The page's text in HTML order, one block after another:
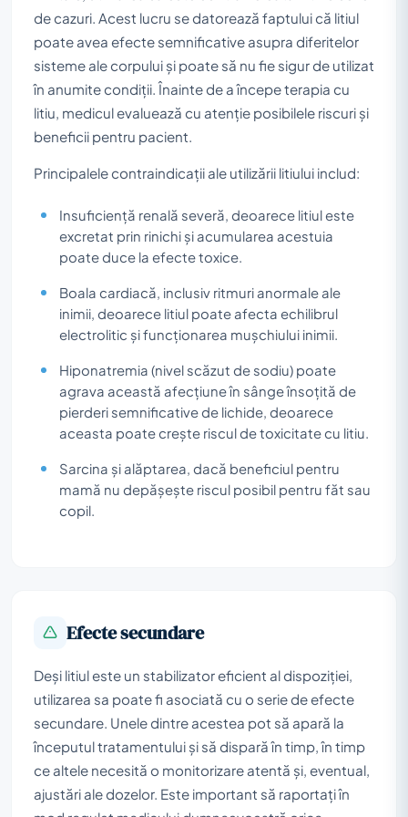
de cazuri. Acest lucru se datorează faptului că litiul
poate avea efecte semnificative asupra diferitelor
sisteme ale corpului și poate să nu fie sigur de utilizat
în anumite condiții. Înainte de a începe terapia cu
litiu, medicul evaluează cu atenție posibilele riscuri și
beneficii pentru pacient.
Principalele contraindicații ale utilizării litiului includ:
Insuficiență renală severă, deoarece litiul este
excretat prin rinichi și acumularea acestuia
poate duce la efecte toxice.
Boala cardiacă, inclusiv ritmuri anormale ale
inimii, deoarece litiul poate afecta echilibrul
electrolitic și funcționarea mușchiului inimii.
Hiponatremia (nivel scăzut de sodiu) poate
agrava această afecțiune în sânge însoțită de
pierderi semnificative de lichide, deoarece
aceasta poate crește riscul de toxicitate cu litiu.
Sarcina și alăptarea, dacă beneficiul pentru
mamă nu depășește riscul posibil pentru făt sau
copil.
Efecte secundare
Deși litiul este un stabilizator eficient al dispoziției,
utilizarea sa poate fi asociată cu o serie de efecte
secundare. Unele dintre acestea pot să apară la
începutul tratamentului și să dispară în timp, în timp
ce altele necesită o monitorizare atentă și, eventual,
ajustări ale dozelor. Este important să raportați în